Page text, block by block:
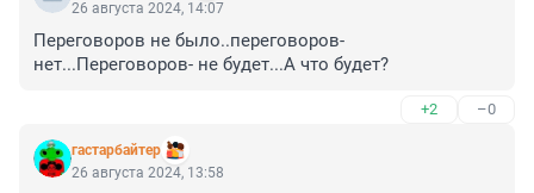
26 августа 2024, 14:07
Переговоров не было..переговоров-
нет...Переговоров- не будет...А что будет?
+2 –0
гастарбайтер
26 августа 2024, 13:58